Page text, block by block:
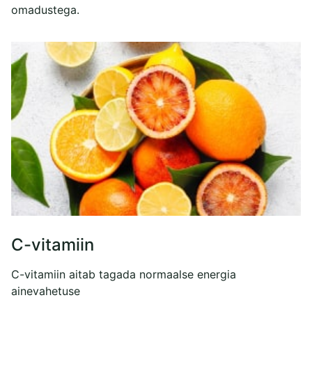
omadustega.
C-vitamiin
C-vitamiin aitab tagada normaalse energia
ainevahetuse